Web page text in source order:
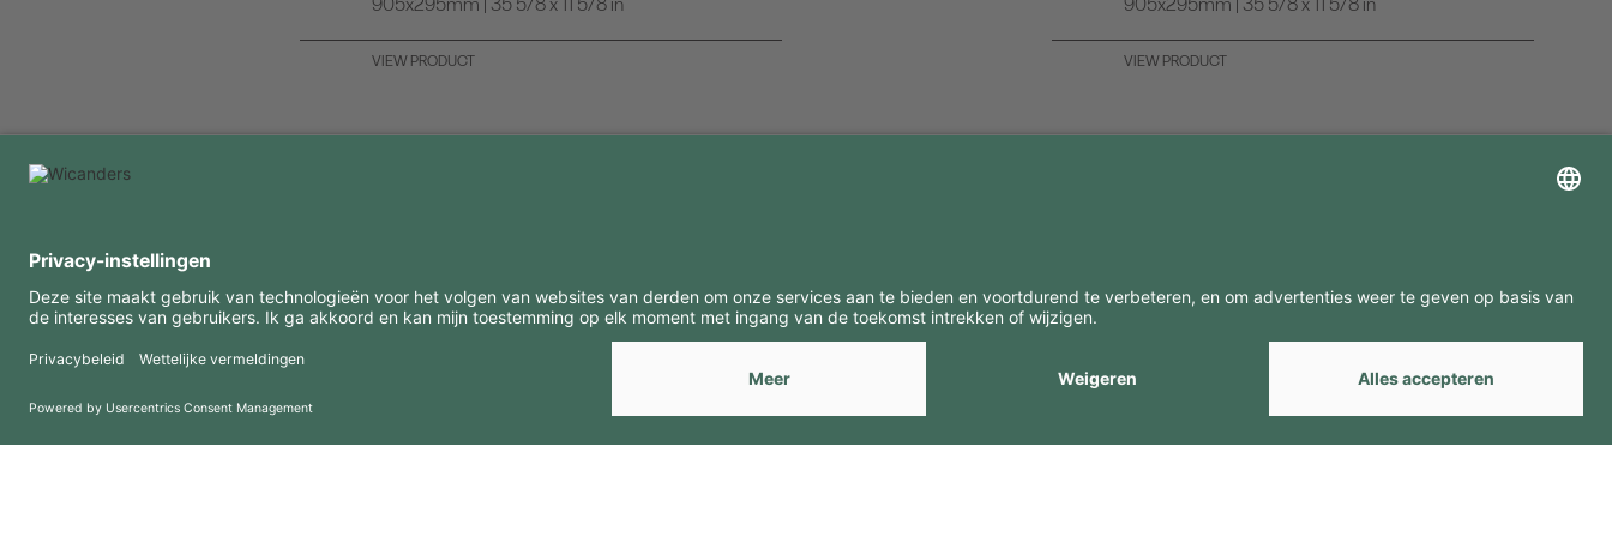
VIEW PRODUCT VIEW PRODUCT
FAQ
Gebruiksvoorwaarden
Privacybeleid
Downloads
Copyright 2026 © Amorim Cork Solutions. All rights reserved. byWebcomum